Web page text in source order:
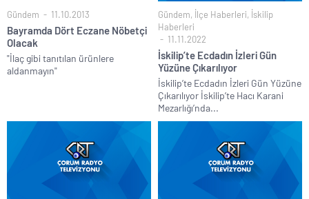
Gündem 11.10.2013
Bayramda Dört Eczane Nöbetçi
Olacak
"İlaç gibi tanıtılan ürünlere
aldanmayın"
Gündem, İlçe Haberleri, İskilip
Haberleri
11.11.2022
İskilip’te Ecdadın İzleri Gün
Yüzüne Çıkarılıyor
İskilip’te Ecdadın İzleri Gün Yüzüne
Çıkarılıyor İskilip’te Hacı Karani
Mezarlığı’nda...